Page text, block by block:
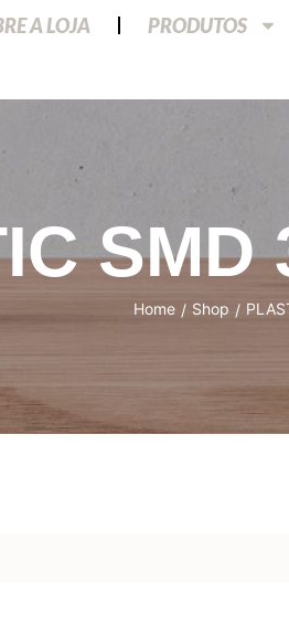
A LOJA PRODUTOS
SMD
Home / Shop /